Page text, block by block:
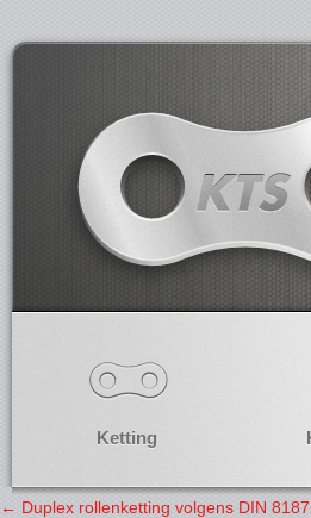
Ketting
← Duplex rollenketting volgens DIN 8187